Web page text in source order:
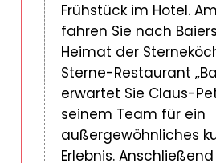
Frühstück im Hotel.
fahren Sie nach
Heimat der
Sterne-Restaurant
erwartet Sie Claus-
seinem Team für ein
außergewöhnliches
Erlebnis.